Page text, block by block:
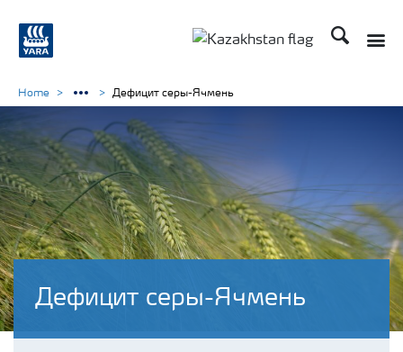
Поиск
Дефицит серы-Ячмень
Home Дефицит серы-Ячмень